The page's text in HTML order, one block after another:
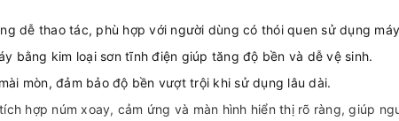
dễ thao tác, phù hợp với người dùng có thói quen sử dụng
bằng kim loại sơn tĩnh điện giúp tăng độ bền và dễ vệ sinh.
mòn, đảm bảo độ bền vượt trội khi sử dụng lâu dài.
hợp núm xoay, cảm ứng và màn hình hiển thị rõ ràng, giúp